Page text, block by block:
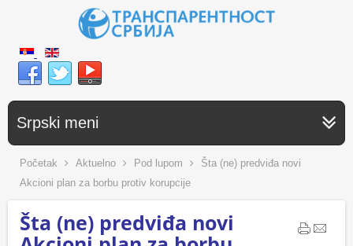
Srpski meni
Početak Aktuelno Pod lupom
Šta (ne) predviđa novi
Akcioni plan za borbu protiv korupcije
Šta (ne) predviđa novi